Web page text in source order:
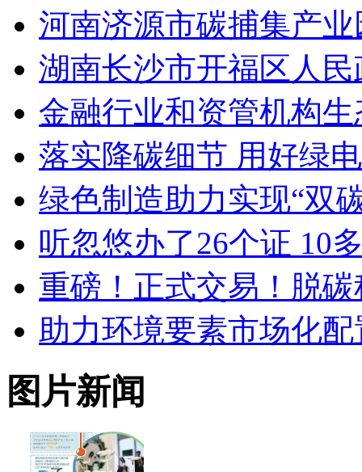
河南济源市碳捕集产
湖南长沙市开福区人
金融行业和资管机构
落实降碳细节 用好绿
绿色制造助力实现“双
听忽悠办了26个证 10
重磅！正式交易！脱
助力环境要素市场化
图片新闻